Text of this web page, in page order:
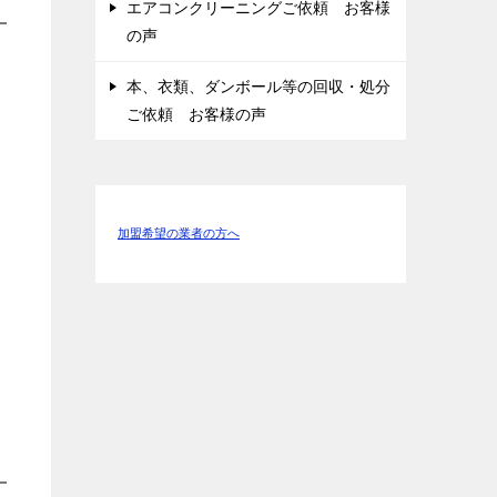
エアコンクリーニングご依頼 お客様
の声
本、衣類、ダンボール等の回収・処分
ご依頼 お客様の声
加盟希望の業者の方へ